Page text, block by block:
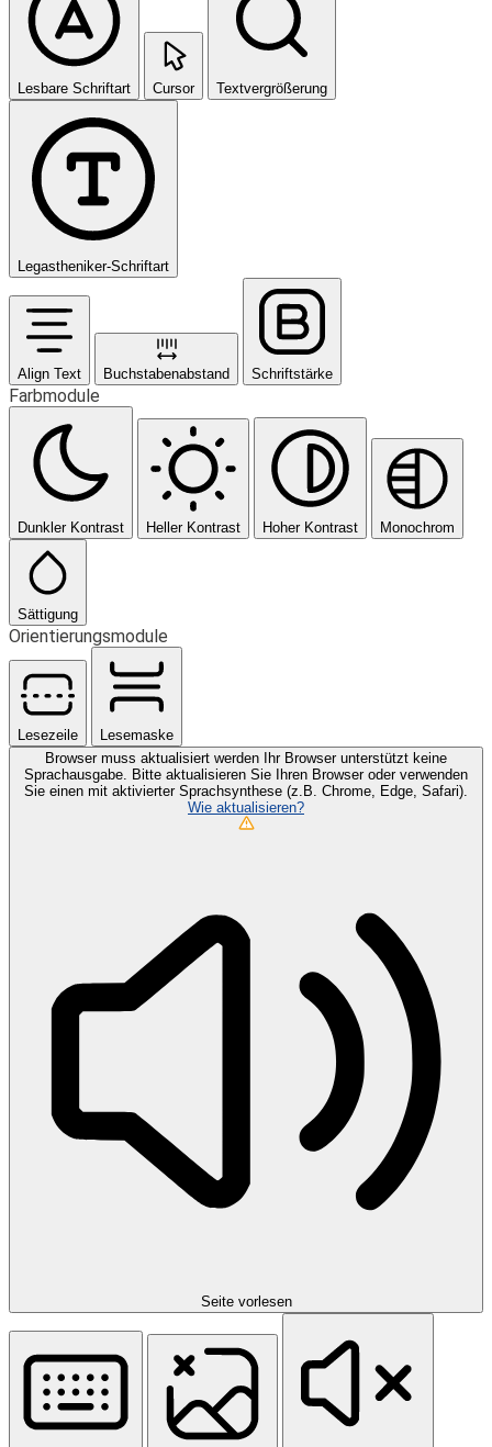
Lesbare Schriftart Cursor Textvergrößerung
Legastheniker-Schriftart
Align Text Buchstabenabstand Schriftstärke
Farbmodule
Dunkler Kontrast Heller Kontrast Hoher Kontrast Monochrom
Sättigung
Orientierungsmodule
Lesezeile
Lesemaske
Browser muss aktualisiert werden
Ihr Browser unterstützt keine
Sprachausgabe. Bitte aktualisieren Sie Ihren Browser oder verwenden
Sie einen mit aktivierter Sprachsynthese (z.B. Chrome, Edge, Safari).
Wie aktualisieren?
Seite vorlesen